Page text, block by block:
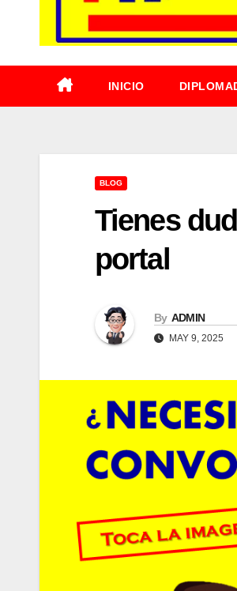
INICIO
BLOG
Tienes
portal
By ADMIN
MAY 9, 2025